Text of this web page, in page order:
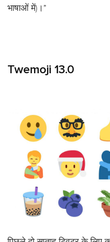
भाषाओं में)।”
Twemoji 13.0